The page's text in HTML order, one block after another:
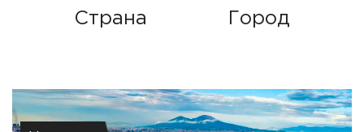
Страна Город